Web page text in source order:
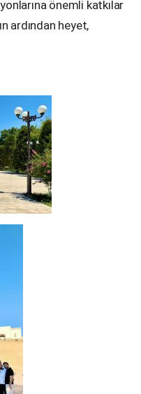
önemli katkılar
ardından heyet,